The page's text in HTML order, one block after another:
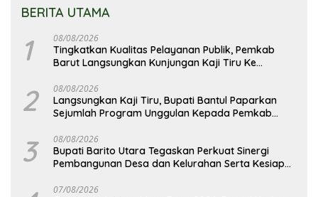
BERITA UTAMA
1 08/08/2026
Tingkatkan Kualitas Pelayanan Publik, Pemkab
Barut Langsungkan Kunjungan Kaji Tiru Ke
2 08/08/2026
Langsungkan Kaji Tiru, Bupati Bantul Paparkan
Sejumlah Program Unggulan Kepada Pemkab
3 08/08/2026
Bupati Barito Utara Tegaskan Perkuat Sinergi
Pembangunan Desa dan Kelurahan Serta Kesiapan
07/08/2026